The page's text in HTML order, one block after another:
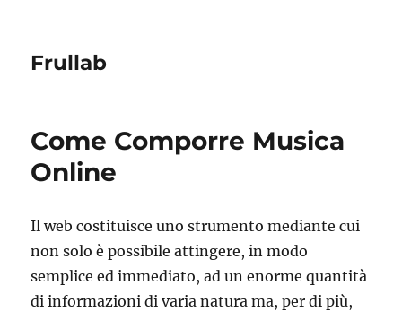
Frullab
Come Comporre Musica
Online
Il web costituisce uno strumento mediante cui
non solo è possibile attingere, in modo
semplice ed immediato, ad un enorme quantità
di informazioni di varia natura ma, per di più,